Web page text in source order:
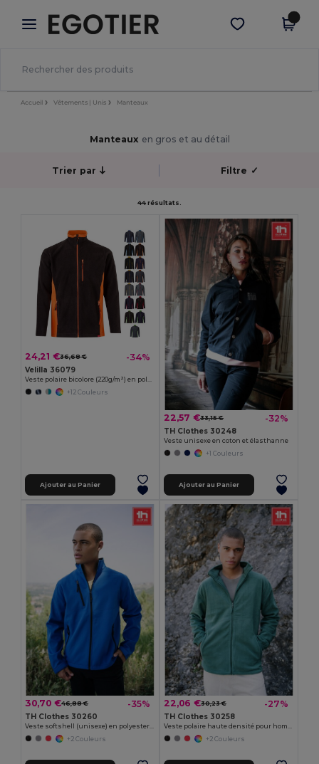
× Appli Egotier
Meilleurs prix sur l’app !
Obtenir l'appli
Accueil Vêtements | Unis Manteaux
Manteaux en gros et au détail
Trier par Filtre ✓
44 résultats.
24,21 €36,68 € -34%
Velilla 36079
Veste polaire bicolore (220g/m²) en polyester (100%)
+12 Couleurs
Ajouter au Panier
22,57 €33,15 € -32%
TH Clothes 30248
Veste unisexe en coton et élasthanne
+1 Couleurs
Ajouter au Panier
30,70 €46,88 € -35%
TH Clothes 30260
Veste softshell (unisexe) en polyester et élasthanne
+2 Couleurs
22,06 €30,23 € -27%
TH Clothes 30258
Veste polaire haute densité pour homme en polyester
+2 Couleurs